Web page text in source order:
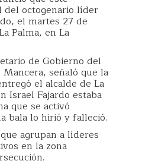
del octogenario líder
el martes 27 de
Palma, en La
de Gobierno del
señaló que la
el alcalde de La
Israel Fajardo estaba
que se activó
bala lo hirió y falleció.
agrupan a líderes
en la zona